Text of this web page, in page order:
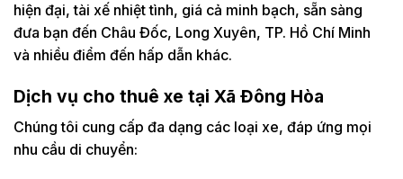
hiện đại, tài xế nhiệt tình, giá cả minh bạch, sẵn sàng
đưa bạn đến Châu Đốc, Long Xuyên, TP. Hồ Chí Minh
và nhiều điểm đến hấp dẫn khác.
Dịch vụ cho thuê xe tại Xã Đông Hòa
Chúng tôi cung cấp đa dạng các loại xe, đáp ứng mọi
nhu cầu di chuyển: